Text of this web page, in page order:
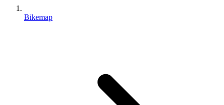
Bikemap